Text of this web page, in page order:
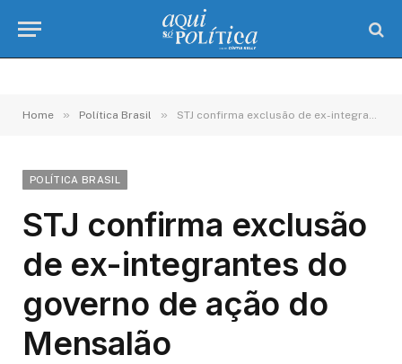
Home » Política Brasil » STJ confirma exclusão de ex-integrantes do governo de ação do Mensalão
POLÍTICA BRASIL
STJ confirma exclusão
de ex-integrantes do
governo de ação do
Mensalão